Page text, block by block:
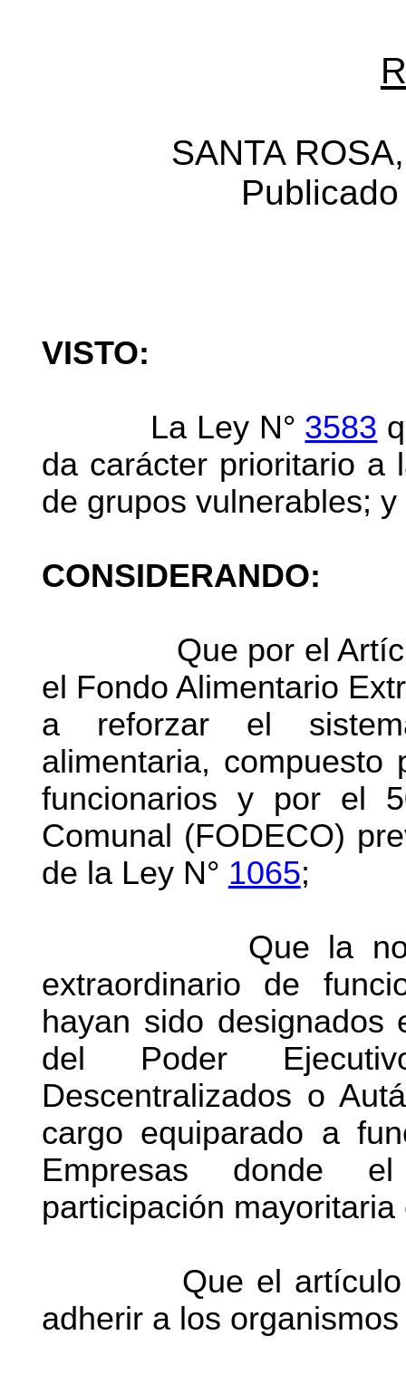
SANTA
VISTO:
La Ley N° 3583
da carácter prioritario a
de grupos vulnerables; y
CONSIDERANDO:
Que por el
el Fondo Alimentario
a reforzar el
alimentaria,
funcionarios y por el
Comunal (FODECO)
de la Ley N° 1065;
Que la norma
extraordinario de
hayan sido designados
del Poder
Descentralizados o
cargo equiparado a
Empresas donde
participación
Que el artículo
adherir a los